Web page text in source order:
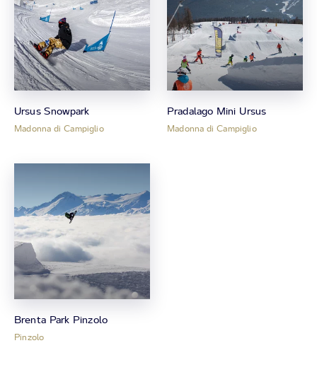
Ursus Snowpark
Madonna di Campiglio
Pradalago Mini Ursus
Madonna di Campiglio
Brenta Park Pinzolo
Pinzolo